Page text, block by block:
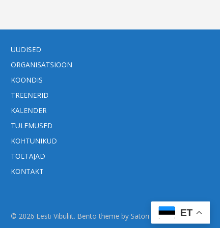
UUDISED
ORGANISATSIOON
KOONDIS
TREENERID
KALENDER
TULEMUSED
KOHTUNIKUD
TOETAJAD
KONTAKT
© 2026 Eesti Vibuliit. Bento theme by Satori ET